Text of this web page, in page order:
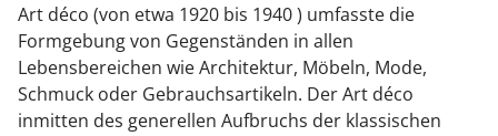
Art déco (von etwa 1920 bis 1940 ) umfasste die
Formgebung von Gegenständen in allen
Lebensbereichen wie Architektur, Möbeln, Mode,
Schmuck oder Gebrauchsartikeln. Der Art déco
inmitten des generellen Aufbruchs der klassischen